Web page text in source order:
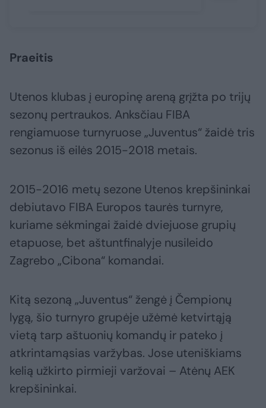
Praeitis
Utenos klubas į europinę areną grįžta po trijų
sezonų pertraukos. Anksčiau FIBA
rengiamuose turnyruose „Juventus“ žaidė tris
sezonus iš eilės 2015-2018 metais.
2015-2016 metų sezone Utenos krepšininkai
debiutavo FIBA Europos taurės turnyre,
kuriame sėkmingai žaidė dviejuose grupių
etapuose, bet aštuntfinalyje nusileido
Zagrebo „Cibona“ komandai.
Kitą sezoną „Juventus“ žengė į Čempionų
lygą, šio turnyro grupėje užėmė ketvirtąją
vietą tarp aštuonių komandų ir pateko į
atkrintamąsias varžybas. Jose uteniškiams
kelią užkirto pirmieji varžovai – Atėnų AEK
krepšininkai.